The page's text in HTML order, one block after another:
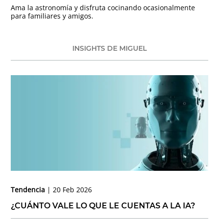
Ama la astronomía y disfruta cocinando ocasionalmente
para familiares y amigos.
INSIGHTS DE MIGUEL
Tendencia
20 Feb 2026
¿CUÁNTO VALE LO QUE LE CUENTAS A LA IA?